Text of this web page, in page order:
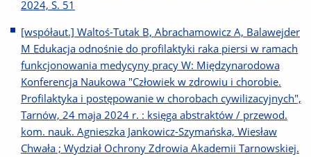
2024, S. 51
[współaut.] Waltoś-Tutak B, Abrachamowicz A, Balawejder
M Edukacja odnośnie do profilaktyki raka piersi w ramach
funkcjonowania medycyny pracy W: Międzynarodowa
Konferencja Naukowa "Człowiek w zdrowiu i chorobie.
Profilaktyka i postępowanie w chorobach cywilizacyjnych",
Tarnów, 24 maja 2024 r. : księga abstraktów / przewod.
kom. nauk. Agnieszka Jankowicz-Szymańska, Wiesław
Chwała ; Wydział Ochrony Zdrowia Akademii Tarnowskiej.